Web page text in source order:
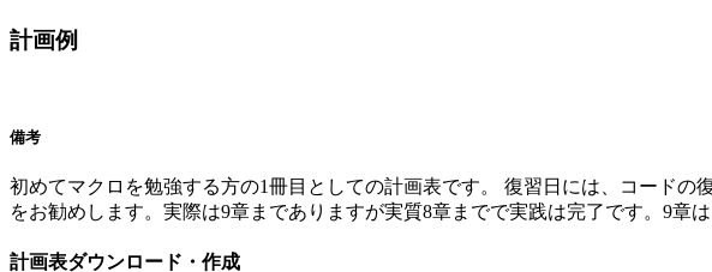
計画例
備考
初めてマクロを勉強する方の1冊目としての計画表です。 復習日には、コードの
をお勧めします。実際は9章までありますが実質8章までで実践は完了です。9章
計画表ダウンロード・作成